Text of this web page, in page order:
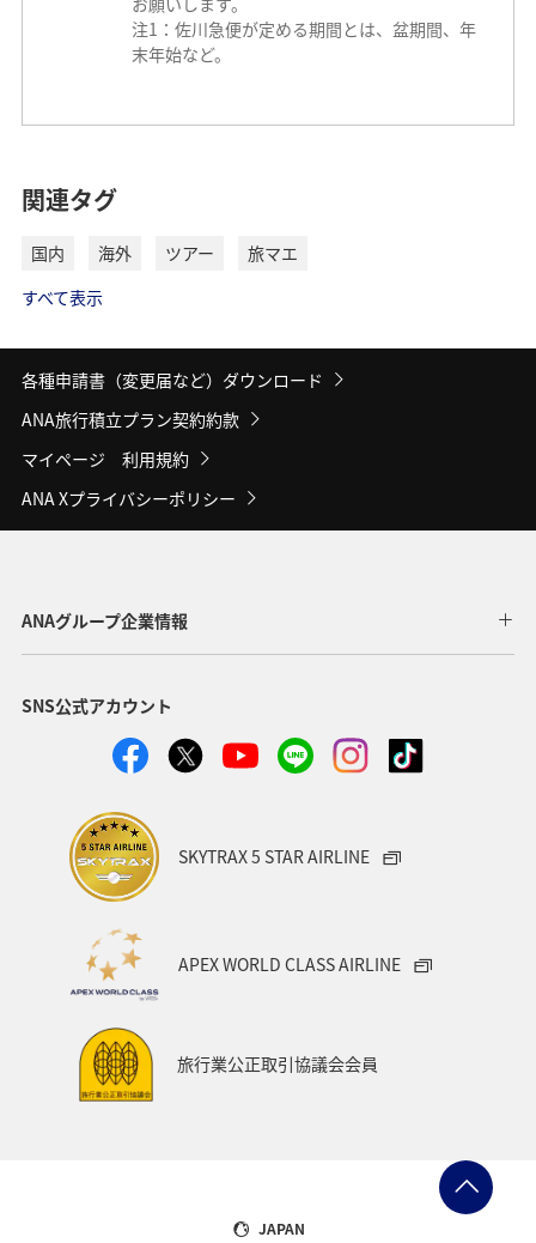
注1：佐川急便が定める期間とは、盆期間、年
末年始など。
関連タグ
国内 海外 ツアー
旅マエ
すべて表示
各種申請書（変更届など）ダウンロード
ANA旅行積立プラン契約約款
マイページ 利用規約
ANA Xプライバシーポリシー
ANAグループ企業情報
SNS公式アカウント
SKYTRAX 5 STAR AIRLINE
APEX WORLD CLASS AIRLINE
旅行業公正取引協議会会員
JAPAN